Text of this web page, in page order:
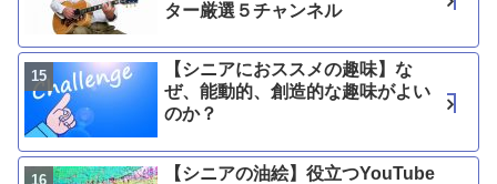
ター厳選５チャンネル
【シニアにおススメの趣味】な
ぜ、能動的、創造的な趣味がよい
のか？
【シニアの油絵】役立つYouTube